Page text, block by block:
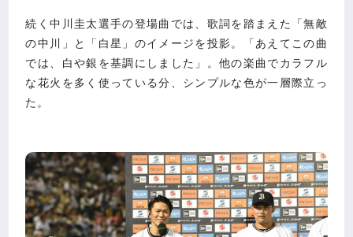
続く中川圭太選手の登場曲では、歌詞を踏まえた「無敵
の中川」と「白星」のイメージを投影。「あえてこの曲
では、白や銀を基調にしました」。他の楽曲でカラフル
な花火を多く使っている分、シンプルな色が一層際立っ
た。